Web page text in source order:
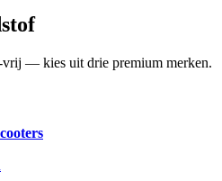
vrij — kies uit drie premium merken.